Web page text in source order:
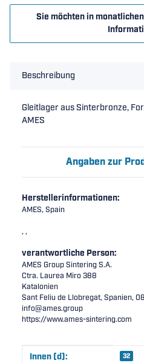
Sie möchten in
Beschreibung
Gleitlager aus Sinterbronze,
AMES
Angaben zur
Herstellerinformationen:
AMES, Spain
, ,
verantwortliche Person:
AMES Group Sintering S.A.
Ctra. Laurea Miro 388
Katalonien
Sant Feliu de Llobregat, Spanien,
info@ames.group
https://www.ames-sintering.com
Produkteigenschaft
Wert
Innen (d): 32